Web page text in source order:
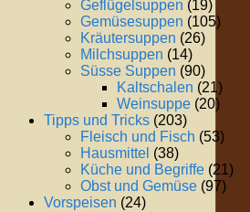
Geflügelsuppen (19)
Gemüsesuppen (105)
Kräutersuppen (26)
Milchsuppen (14)
Süsse Suppen (90)
Kaltschalen (21)
Weinsuppe (20)
Tipps und Tricks (203)
Fleisch und Fisch (53)
Hausmittel (38)
Küche und Begriffe (21)
Obst und Gemüse (97)
Vorspeisen (24)